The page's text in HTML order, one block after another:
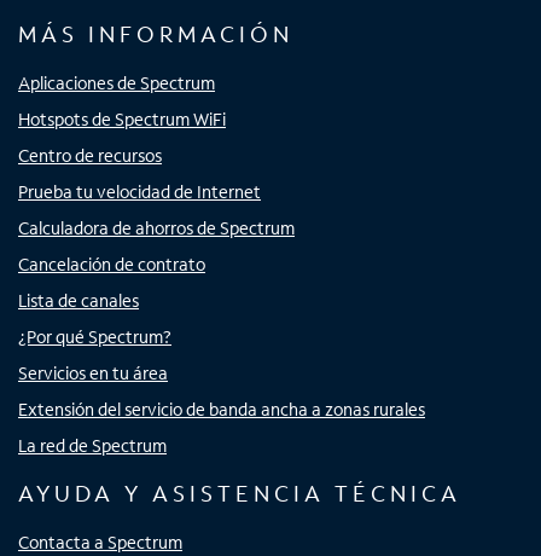
MÁS INFORMACIÓN
Aplicaciones de Spectrum
Hotspots de Spectrum WiFi
Centro de recursos
Prueba tu velocidad de Internet
Calculadora de ahorros de Spectrum
Cancelación de contrato
Lista de canales
¿Por qué Spectrum?
Servicios en tu área
Extensión del servicio de banda ancha a zonas rurales
La red de Spectrum
AYUDA Y ASISTENCIA TÉCNICA
Contacta a Spectrum